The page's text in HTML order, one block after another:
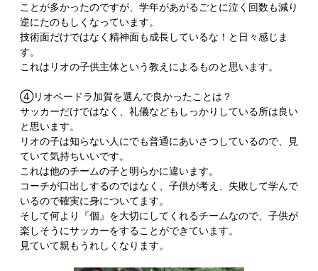
ことが多かったのですが、学年があがるごとに泣く回数も減り
逆にたのもしくなっています。
技術面だけではなく精神面も成長しているな！と日々感じま
す。
これはリオの子供主体という教えによるものと思います。
④リオペードラ加賀を選んで良かったことは？
サッカーだけではなく、礼儀などもしっかりしている所は良い
と思います。
リオの子は知らない人にでも普通にあいさつしているので、見
ていて気持ちいいです。
これは他のチームの子と明らかに違います。
コーチが口出しするのではなく、子供が考え、失敗して学んで
いるので確実に身についてます。
そして何より『個』を大切にしてくれるチームなので、子供が
楽しそうにサッカーをすることができています。
見ていて親もうれしくなります。